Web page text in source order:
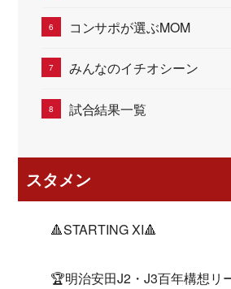
コンサポが選ぶMOM
みんなのイチオシーン
試合結果一覧
スタメン
🔺STARTING XI🔺
🏆明治安田J2・J3百年構想リ